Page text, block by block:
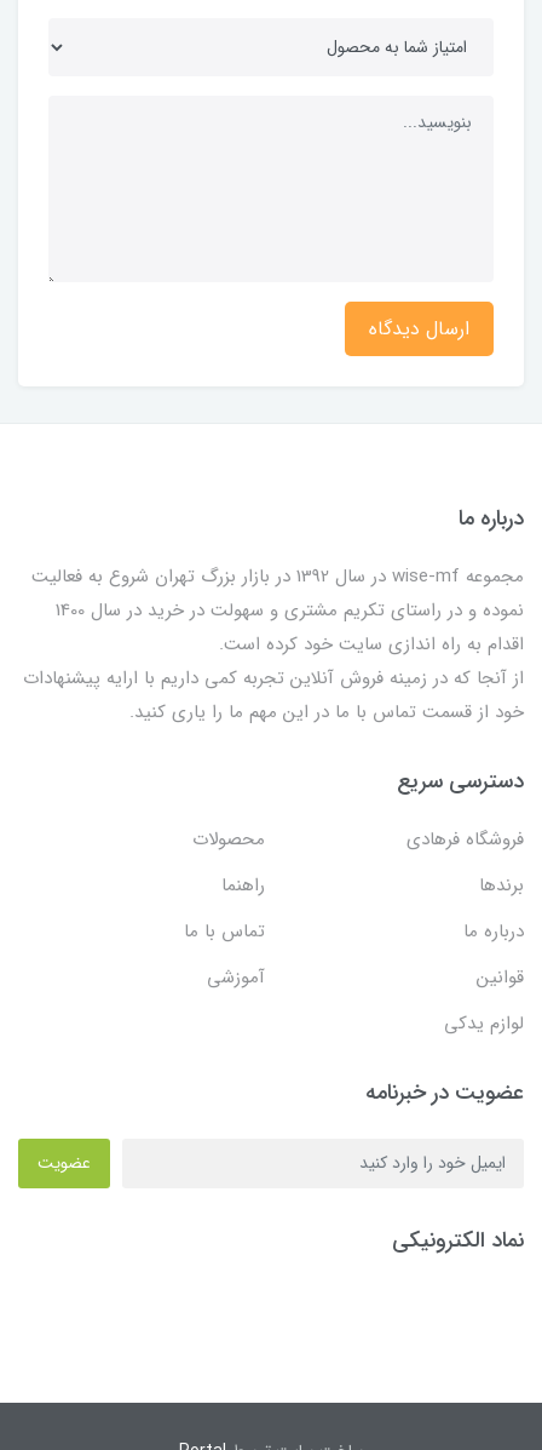
ارسال دیدگاه
درباره ما
مجموعه wise-mf در سال 1392 در بازار بزرگ تهران شروع به فعالیت
نموده و در راستای تکریم مشتری و سهولت در خرید در سال 1400
اقدام به راه اندازی سایت خود کرده است.
از آنجا که در زمینه فروش آنلاین تجربه کمی داریم با ارایه پیشنهادات
خود از قسمت تماس با ما در این مهم ما را یاری کنید.
دسترسی سریع
فروشگاه فرهادی
محصولات
برندها
راهنما
درباره ما
تماس با ما
قوانین
آموزشی
لوازم یدکی
عضویت در خبرنامه
عضویت
نماد الکترونیکی